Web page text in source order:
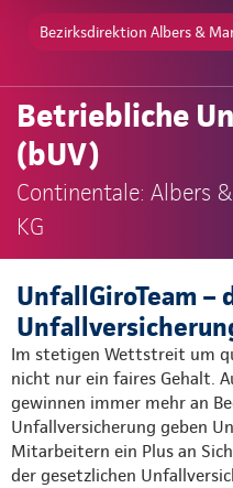
Bezirksdirektion Albers &
Betriebliche
(bUV)
Continentale: Albers
KG
UnfallGiroTeam –
Im stetigen Wettstreit um
nicht nur ein faires Gehalt.
gewinnen immer mehr an
Unfallversicherung geben
Mitarbeitern ein Plus an
der gesetzlichen